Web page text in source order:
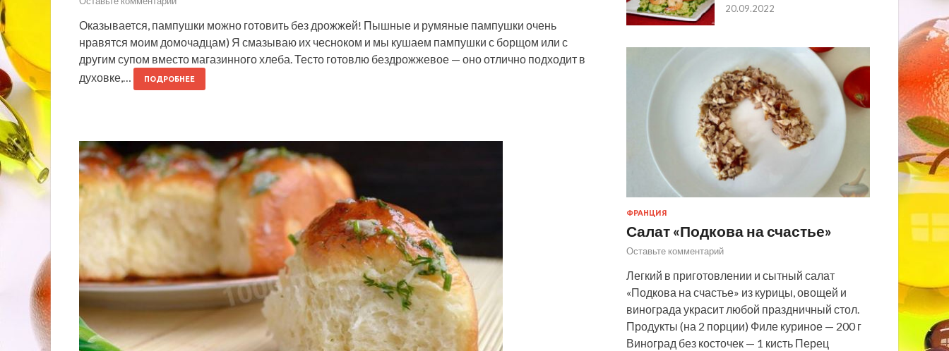
Оказывается, пампушки можно готовить без дрожжей! Пышные и румяные пампушки очень
нравятся моим домочадцам) Я смазываю их чесноком и мы кушаем пампушки с борщом или с
другим супом вместо магазинного хлеба. Тесто готовлю бездрожжевое — оно отлично подходит в
духовке,…
ПОДРОБНЕЕ
20.09.2022
ФРАНЦИЯ
Салат «Подкова на счастье»
Оставьте комментарий
Легкий в приготовлении и сытный салат
«Подкова на счастье» из курицы, овощей и
винограда украсит любой праздничный стол.
Продукты (на 2 порции) Филе куриное — 200 г
Виноград без косточек — 1 кисть Перец